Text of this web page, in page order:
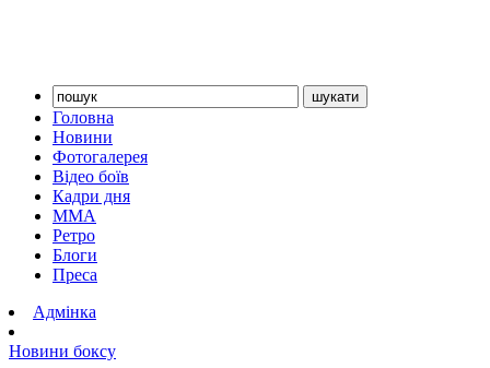
Головна
Новини
Фотогалерея
Відео боїв
Кадри дня
ММА
Ретро
Блоги
Преса
Адмінка
Новини боксу